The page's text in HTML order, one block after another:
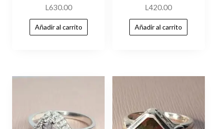
L630.00
Añadir al carrito
L420.00
Añadir al carrito